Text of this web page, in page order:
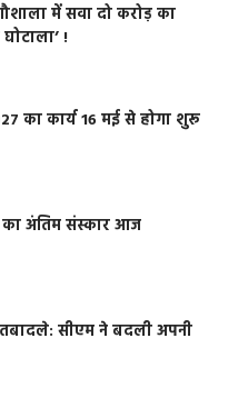
में सवा दो करोड़ का
!
का कार्य 16 मई से होगा शुरू
अंतिम संस्कार आज
सीएम ने बदली अपनी